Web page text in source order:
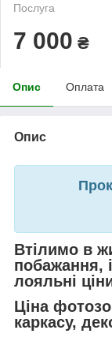
Послуга
7 000 ₴
Опис Оплата
Опис
Втілимо в
побажання,
лояльні
Ціна
каркасу,